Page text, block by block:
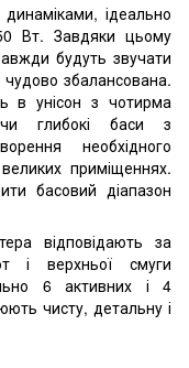
ідеально
Вт. Завдяки цьому
будуть звучати
чудово збалансована.
в унісон з чотирма
глибокі баси з
необхідного
приміщеннях.
басовий діапазон
відповідають за
і верхньої смуги
6 активних і 4
чисту, детальну і